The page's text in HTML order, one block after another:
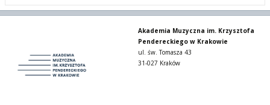
Akademia Muzyczna im. Krzysztofa
Pendereckiego w Krakowie
ul. św. Tomasza 43
31-027 Kraków